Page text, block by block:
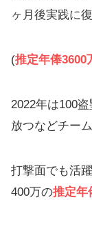
ヶ月後実践に
(推定年俸3600
2022年は100
放つなどチー
打撃面でも活
400万の推定年